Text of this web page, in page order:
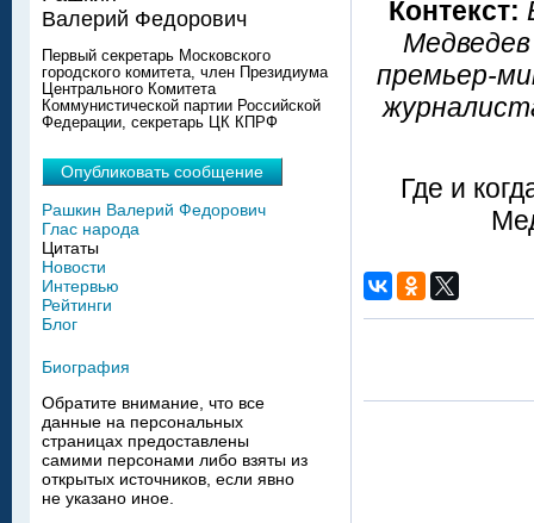
Контекст:
премьер-
Где и
Валерий Федорович
Первый секретарь Московского
городского комитета, член Президиума
Центрального Комитета
Коммунистической партии Российской
Федерации, секретарь ЦК КПРФ
Опубликовать сообщение
Рашкин Валерий Федорович
Глас народа
Цитаты
Новости
Интервью
Рейтинги
Блог
Биография
Обратите внимание, что все
данные на персональных
страницах предоставлены
самими персонами либо взяты из
открытых источников, если явно
не указано иное.